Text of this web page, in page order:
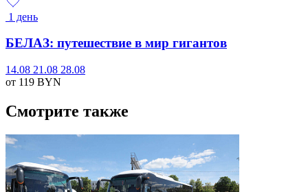
1 день
БЕЛАЗ: путешествие в мир гигантов
14.08 21.08 28.08
от 119 BYN
Смотрите также